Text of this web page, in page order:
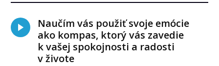
Naučím vás použiť svoje emócie
ako kompas, ktorý vás zavedie
k vašej spokojnosti a radosti
v živote